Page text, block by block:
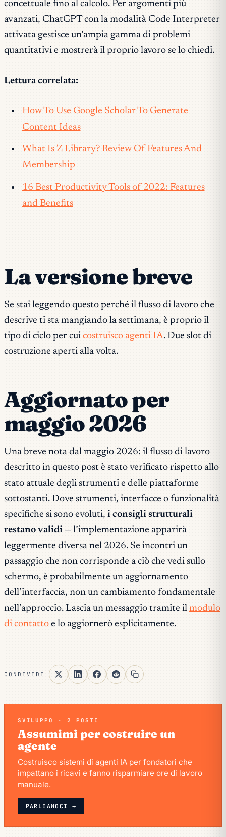
concettuale fino al calcolo. Per argomenti più
avanzati, ChatGPT con la modalità Code Interpreter
attivata gestisce un’ampia gamma di problemi
quantitativi e mostrerà il proprio lavoro se lo chiedi.
Lettura correlata:
How To Use Google Scholar To Generate
Content Ideas
What Is Z Library? Review Of Features And
Membership
16 Best Productivity Tools of 2022: Features
and Benefits
La versione breve
Se stai leggendo questo perché il flusso di lavoro che
descrive ti sta mangiando la settimana, è proprio il
tipo di ciclo per cui costruisco agenti IA. Due slot di
costruzione aperti alla volta.
Aggiornato per
maggio 2026
Una breve nota dal maggio 2026: il flusso di lavoro
descritto in questo post è stato verificato rispetto allo
stato attuale degli strumenti e delle piattaforme
sottostanti. Dove strumenti, interfacce o funzionalità
specifiche si sono evoluti, i consigli strutturali
restano validi — l’implementazione apparirà
leggermente diversa nel 2026. Se incontri un
passaggio che non corrisponde a ciò che vedi sullo
schermo, è probabilmente un aggiornamento
dell’interfaccia, non un cambiamento fondamentale
nell’approccio. Lascia un messaggio tramite il modulo
di contatto e lo aggiornerò esplicitamente.
CONDIVIDI
SVILUPPO · 2 POSTI
Assumimi per costruire un
agente
Costruisco sistemi di agenti IA per fondatori che
impattano i ricavi e fanno risparmiare ore di lavoro
manuale.
PARLIAMOCI →